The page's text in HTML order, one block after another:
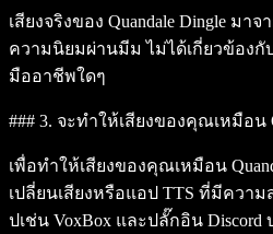
เสียงจริงของ Quandale Dingle ม
ความนิยมผ่านมีม ไม่ได้เกี่ยวข้องกั
มืออาชีพใดๆ
### 3. จะทำให้เสียงของคุณเหมือน
เพื่อทำให้เสียงของคุณเหมือน
เปลี่ยนเสียงหรือแอป TTS ที่มีควา
ปเช่น VoxBox และปลั๊กอิน Discord